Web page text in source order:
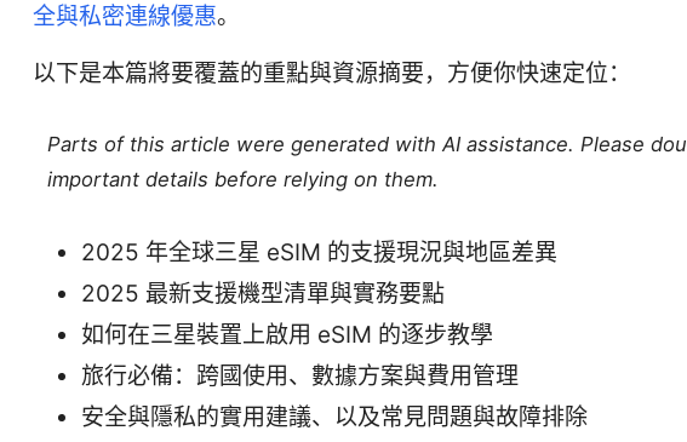
全與私密連線優惠。
以下是本篇將要覆蓋的重點與資源摘要，方便你快速定位：
Parts of this article were generated with AI assistance. Please
important details before relying on them.
2025 年全球三星 eSIM 的支援現況與地區差異
2025 最新支援機型清單與實務要點
如何在三星裝置上啟用 eSIM 的逐步教學
旅行必備：跨國使用、數據方案與費用管理
安全與隱私的實用建議、以及常見問題與故障排除